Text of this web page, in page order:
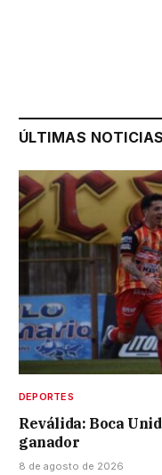
ÚLTIMAS NOTICIAS
DEPORTES
Reválida: Boca
ganador
8 de agosto de 2026